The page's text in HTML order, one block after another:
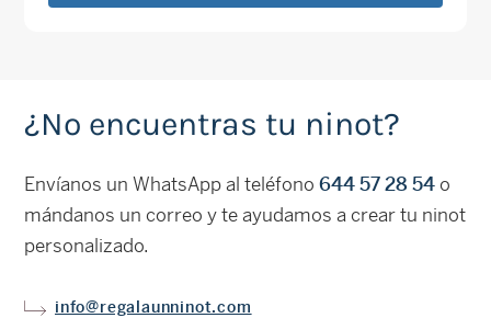
¿No encuentras tu ninot?
Envíanos un WhatsApp al teléfono 644 57 28 54o
mándanos un correo y te ayudamos a crear tu ninot
personalizado.
info@regalaunninot.com